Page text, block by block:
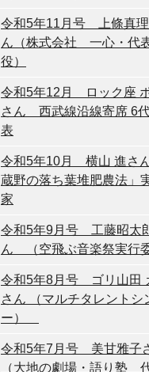
令和5年11月号 上條真理
ん（株式会社 一心・代
役）
令和5年12月 ロック座
さん 西武線沿線寄席 6
表
令和5年10月 横山 進さ
蔵野の落ち葉堆肥農法」
家
令和5年9月号 工藤昭太
ん （空飛ぶ音楽祭実行委
令和5年8月号 ゴリ山田
さん （マルチタレントシ
ー）
令和5年7月号 美甘雅子
（大地の劇場・語り塾